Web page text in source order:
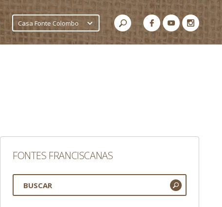
Casa Fonte Colombo
FONTES FRANCISCANAS